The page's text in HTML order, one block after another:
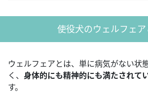
使役犬のウェルフェア
ウェルフェアとは、単に病気がない状
く、 身体的にも精神的にも満たされて
す。